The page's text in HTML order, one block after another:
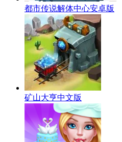
都市传说解体中心安卓版
矿山大亨中文版